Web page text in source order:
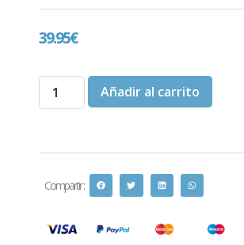
39.95€
Añadir al carrito
Compartir :